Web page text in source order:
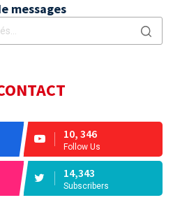
messages
10, 346
Follow Us
14,343
Subscribers